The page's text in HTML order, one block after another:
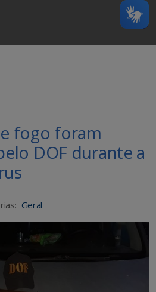
fogo foram
DOF durante a
Geral